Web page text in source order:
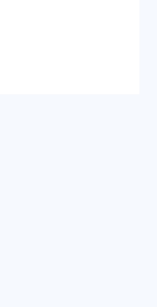
del fútbol